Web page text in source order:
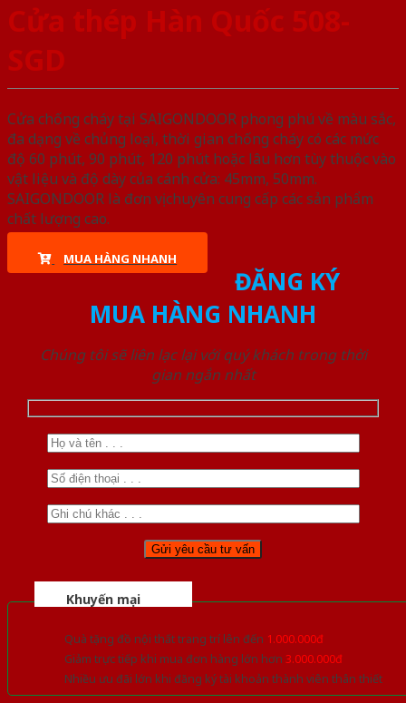
Cửa thép Hàn Quốc 508-
SGD
Cửa chống cháy tại SAIGONDOOR phong phú về màu sắc,
đa dạng về chủng loại, thời gian chống cháy có các mức
độ 60 phút, 90 phút, 120 phút hoặc lâu hơn tùy thuộc vào
vật liệu và độ dày của cánh cửa: 45mm, 50mm.
SAIGONDOOR là đơn vị chuyên cung cấp các sản phẩm
chất lượng cao.
MUA HÀNG NHANH
ĐĂNG KÝ
MUA HÀNG NHANH
Chúng tôi sẽ liên lạc lại với quý khách trong thời
gian ngắn nhất
Khuyến mại
Quà tặng đồ nội thất trang trí lên đến 1.000.000đ
Giảm trực tiếp khi mua đơn hàng lớn hơn 3.000.000đ
Nhiều ưu đãi lớn khi đăng ký tài khoản thành viên thân thiết